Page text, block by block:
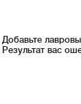
Добавьте
Результат вас